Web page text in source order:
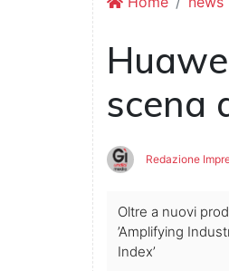
scena
Redazione
Oltre a nuovi
’Amplifying
Index’